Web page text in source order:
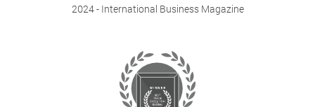
2024- International Business Magazine